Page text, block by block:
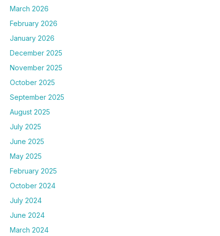
March 2026
February 2026
January 2026
December 2025
November 2025
October 2025
September 2025
August 2025
July 2025
June 2025
May 2025
February 2025
October 2024
July 2024
June 2024
March 2024